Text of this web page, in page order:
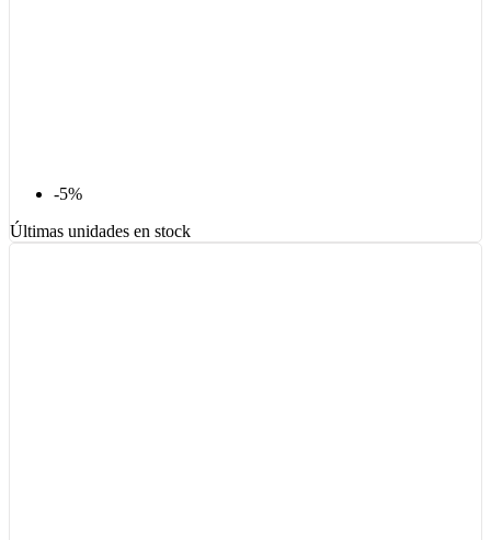
-5%
Últimas unidades en stock